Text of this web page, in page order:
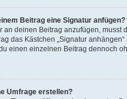
Beitrag eine Signatur anfügen?
an deinen Beitrag anzufügen,
das Kästchen „Signatur
einen einzelnen Beitrag dennoch
Umfrage erstellen?